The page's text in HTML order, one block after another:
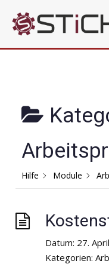
Inhalt
Hilfe Module
Datum: 27.
Kategorien: